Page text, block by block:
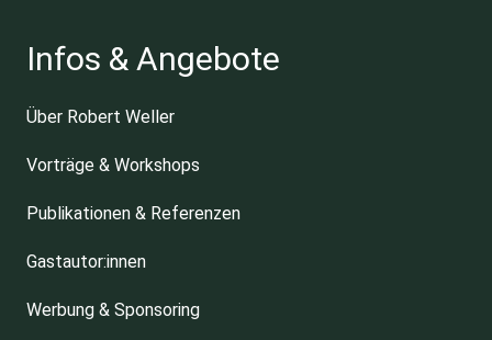
Infos & Angebote
Über Robert Weller
Vorträge & Workshops
Publikationen & Referenzen
Gastautor:innen
Werbung & Sponsoring